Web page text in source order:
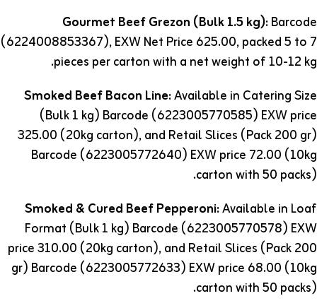
Gourmet Beef Grezon (Bulk 1.5 kg):Barcode
(6224008853367), EXW Net Price 625.00, packed 5 to 7
pieces per carton with a net weight of 10-12 kg.
Smoked Beef Bacon Line:Available in Catering Size
(Bulk 1 kg) Barcode (6223005770585) EXW price
325.00 (20kg carton), and Retail Slices (Pack 200 gr)
Barcode (6223005772640) EXW price 72.00 (10kg
carton with 50 packs).
Smoked & Cured Beef Pepperoni:Available in Loaf
Format (Bulk 1 kg) Barcode (6223005770578) EXW
price 310.00 (20kg carton), and Retail Slices (Pack 200
gr) Barcode (6223005772633) EXW price 68.00 (10kg
carton with 50 packs).